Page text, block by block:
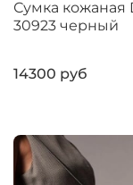
Сумка кожаная
30923 черный
14300 руб